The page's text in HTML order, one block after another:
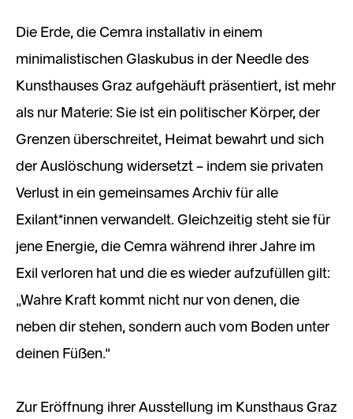
Die Erde, die Cemra installativ in einem
minimalistischen Glaskubus in der Needle des
Kunsthauses Graz aufgehäuft präsentiert, ist mehr
als nur Materie: Sie ist ein politischer Körper, der
Grenzen überschreitet, Heimat bewahrt und sich
der Auslöschung widersetzt – indem sie privaten
Verlust in ein gemeinsames Archiv für alle
Exilant*innen verwandelt. Gleichzeitig steht sie für
jene Energie, die Cemra während ihrer Jahre im
Exil verloren hat und die es wieder aufzufüllen gilt:
„Wahre Kraft kommt nicht nur von denen, die
neben dir stehen, sondern auch vom Boden unter
deinen Füßen.“
Zur Eröffnung ihrer Ausstellung im Kunsthaus Graz